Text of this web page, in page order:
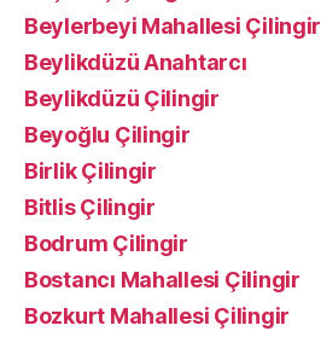
Beylerbeyi Mahallesi Çilingir
Beylikdüzü Anahtarcı
Beylikdüzü Çilingir
Beyoğlu Çilingir
Birlik Çilingir
Bitlis Çilingir
Bodrum Çilingir
Bostancı Mahallesi Çilingir
Bozkurt Mahallesi Çilingir